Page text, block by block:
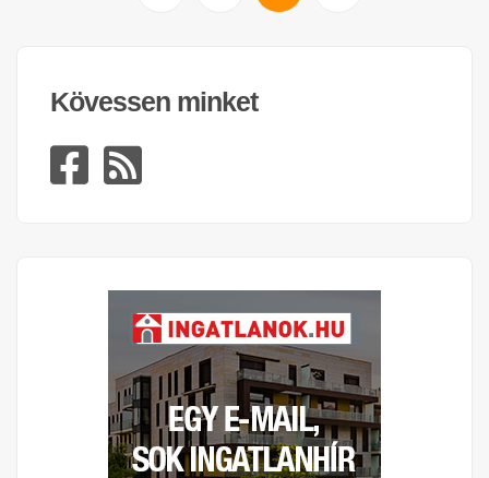
Kövessen minket